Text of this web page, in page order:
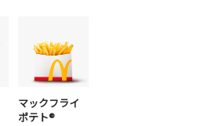
マックフライ
ポテト®